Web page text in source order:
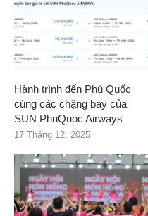
Hành trình đến Phú Quốc
cùng các chặng bay của
SUN PhuQuoc Airways
17 Tháng 12, 2025